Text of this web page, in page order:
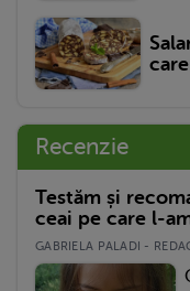
Recenzie
Testăm și
ceai pe care l-
GABRIELA PALADI -